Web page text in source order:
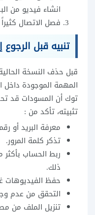
انشاء فيديو من
فصل الاتصال كثيراً
تنبيه قبل
قبل حذف النسخة
المهمة الموجودة
توك أن المسودات قد
تثبيته، تأكد من :
معرفة البريد أو
تذكر كلمة المرور.
ربط الحساب
ذلك.
حفظ الفيديوهات
التحقق من عدم
تنزيل الملف من